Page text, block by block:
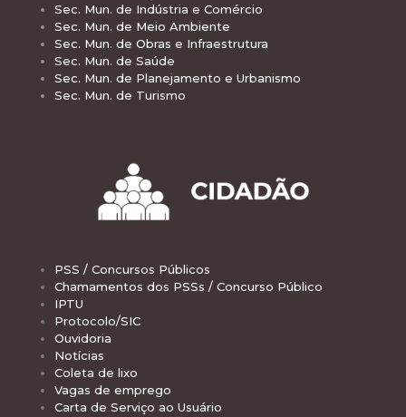
Sec. Mun. de Indústria e Comércio
Sec. Mun. de Meio Ambiente
Sec. Mun. de Obras e Infraestrutura
Sec. Mun. de Saúde
Sec. Mun. de Planejamento e Urbanismo
Sec. Mun. de Turismo
PSS / Concursos Públicos
Chamamentos dos PSSs / Concurso Público
IPTU
Protocolo/SIC
Ouvidoria
Notícias
Coleta de lixo
Vagas de emprego
Carta de Serviço ao Usuário